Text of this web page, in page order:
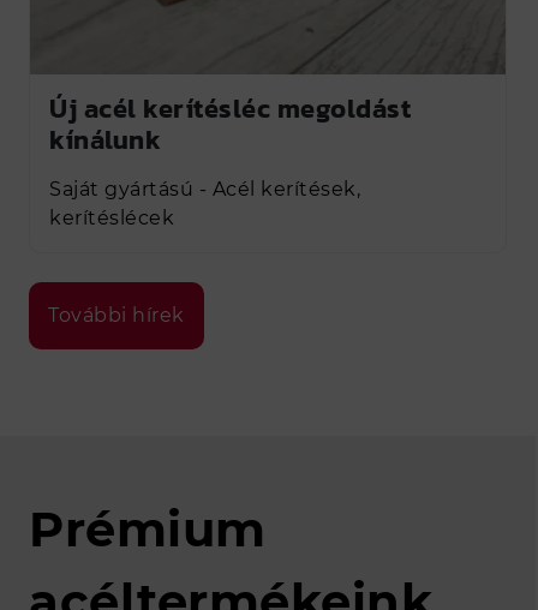
Új acél kerítésléc megoldást
kínálunk
Saját gyártású - Acél kerítések,
kerítéslécek
További hírek
Prémium